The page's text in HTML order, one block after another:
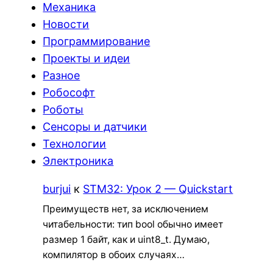
Механика
Новости
Программирование
Проекты и идеи
Разное
Робософт
Роботы
Сенсоры и датчики
Технологии
Электроника
burjui к STM32: Урок 2 — Quickstart
Преимуществ нет, за исключением
читабельности: тип bool обычно имеет
размер 1 байт, как и uint8_t. Думаю,
компилятор в обоих случаях…